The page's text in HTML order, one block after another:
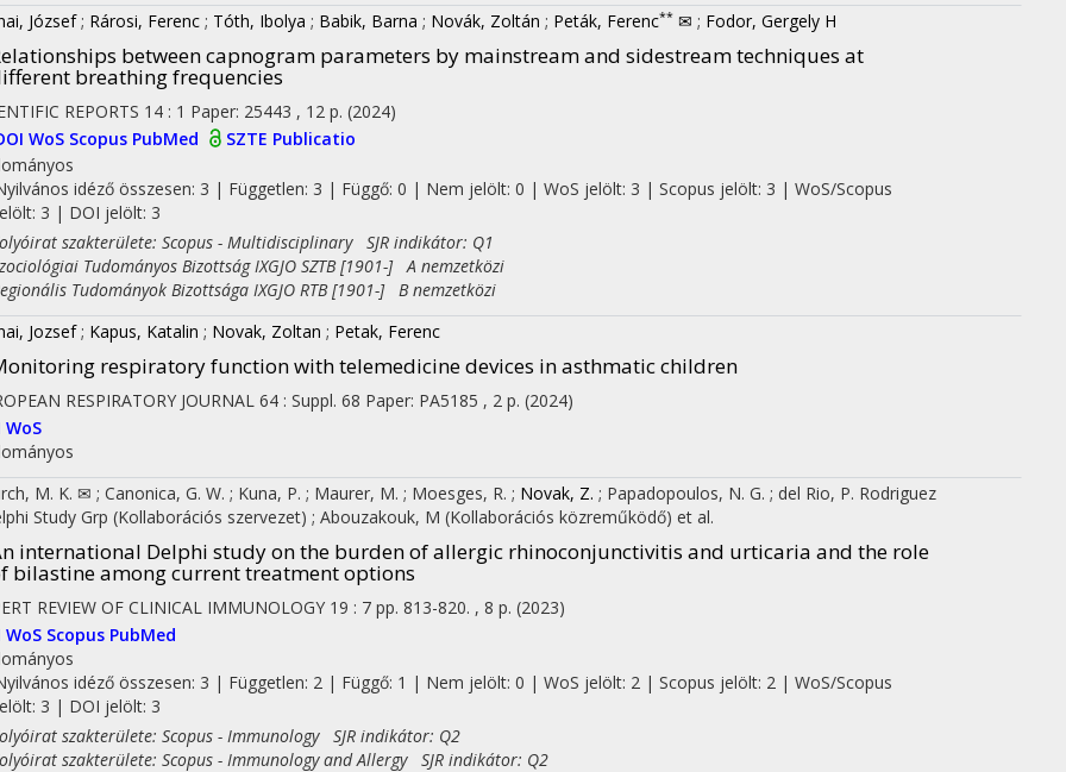
József ; Rárosi, Ferenc ; Tóth, Ibolya ; Babik, Barna ; Novák, Zoltán ; Peták, Ferenc** ✉ ; Fodor, Gergely H
between capnogram parameters by mainstream and sidestream techniques at
breathing frequencies
REPORTS 14 : 1 Paper: 25443 , 12 p. (2024)
WoS Scopus PubMed
SZTE Publicatio
idéző összesen: 3 | Független: 3 | Függő: 0 | Nem jelölt: 0 | WoS jelölt: 3 | Scopus jelölt: 3 | WoS/Scopus
3 | DOI jelölt: 3
szakterülete: Scopus - Multidisciplinary SJR indikátor: Q1
Tudományos Bizottság IXGJO SZTB [1901-] A nemzetközi
Tudományok Bizottsága IXGJO RTB [1901-] B nemzetközi
Jozsef ; Kapus, Katalin ; Novak, Zoltan ; Petak, Ferenc
respiratory function with telemedicine devices in asthmatic children
RESPIRATORY JOURNAL 64 : Suppl. 68 Paper: PA5185 , 2 p. (2024)
WoS
M. K. ✉ ; Canonica, G. W. ; Kuna, P. ; Maurer, M. ; Moesges, R. ; Novak, Z. ; Papadopoulos, N. G. ; del Rio, P. Rodriguez
Study Grp (Kollaborációs szervezet) ; Abouzakouk, M (Kollaborációs közreműködő) et al.
international Delphi study on the burden of allergic rhinoconjunctivitis and urticaria and the role
bilastine among current treatment options
REVIEW OF CLINICAL IMMUNOLOGY 19 : 7 pp. 813-820. , 8 p. (2023)
WoS Scopus PubMed
idéző összesen: 3 | Független: 2 | Függő: 1 | Nem jelölt: 0 | WoS jelölt: 2 | Scopus jelölt: 2 | WoS/Scopus
3 | DOI jelölt: 3
szakterülete: Scopus - Immunology SJR indikátor: Q2
szakterülete: Scopus - Immunology and Allergy SJR indikátor: Q2